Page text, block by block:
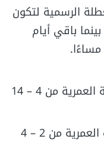
الرسمية لتكون
إلى 9 مساءًا، بينما باقي أيام
410 جنيه إلى 555 جنيه للفئة العمرية من 4 – 14
340 جنيه إلى 455 جنيه للفئة العمرية من 2 – 4